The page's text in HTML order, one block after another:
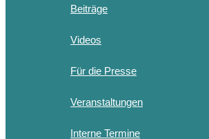
Beiträge
Videos
Für die Presse
Veranstaltungen
Interne Termine